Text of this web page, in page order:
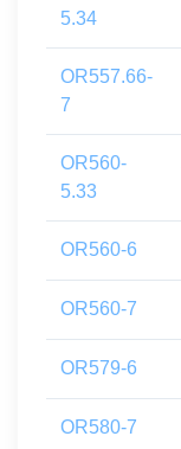
5.34
OR557.66-
7
OR560-
5.33
OR560-6
OR560-7
OR579-6
OR580-7